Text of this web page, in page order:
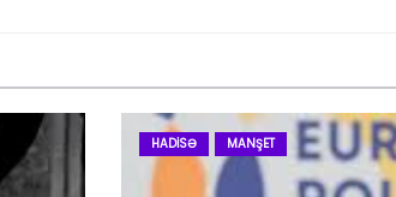
HADISƏ MANŞET